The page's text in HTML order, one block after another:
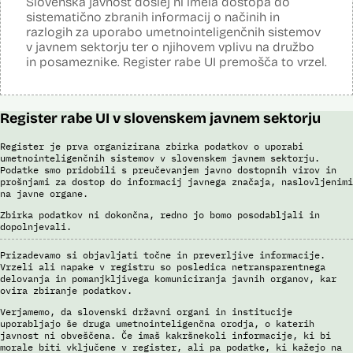
uporabnik izbere samo tiste fotografije, ki v podobnosti dosežejo
dovolj visok prag ujemanja. Končno identifikacijo osebe mora
strokovnjak za primerjavo obraznih značilnosti opraviti ročno.
Sistem uporablja sledeče podatke: Evidenca fotografiranih oseb
policije (del informacijsko telekomunikacijskega sistema policije
Viri:
Brošura 60 let informacijsko telekomunikacijskega sistema policije
Spletno mesto podjetja Neurotechnology, podstran VeriLook
Poročilo Automating Society report 2020 za Slovenijo
Odgovor na zahtevo za dostop do informacij javnega značaja
Dokument Povabilo k oddaji ponudbe
sistematično zbranih informacij o načinih in
razlogih za uporabo umetnointeligenčnih sistemov
v javnem sektorju ter o njihovem vplivu na družbo
in posameznike. Register rabe UI premošča to vrzel.
Register rabe UI v slovenskem javnem sektorju
Register je prva organizirana zbirka podatkov o uporabi
umetnointeligenčnih sistemov v slovenskem javnem sektorju.
Podatke smo pridobili s preučevanjem javno dostopnih virov in
prošnjami za dostop do informacij javnega značaja, naslovljenimi
na javne organe.
Zbirka podatkov ni dokončna, redno jo bomo posodabljali in
dopolnjevali.
Prizadevamo si objavljati točne in preverljive informacije.
Vrzeli ali napake v registru so posledica netransparentnega
delovanja in pomanjkljivega komuniciranja javnih organov, kar
ovira zbiranje podatkov.
Verjamemo, da slovenski državni organi in institucije
uporabljajo še druga umetnointeligenčna orodja, o katerih
javnost ni obveščena. Če imaš kakršnekoli informacije, ki bi
morale biti vključene v register, ali pa podatke, ki kažejo na